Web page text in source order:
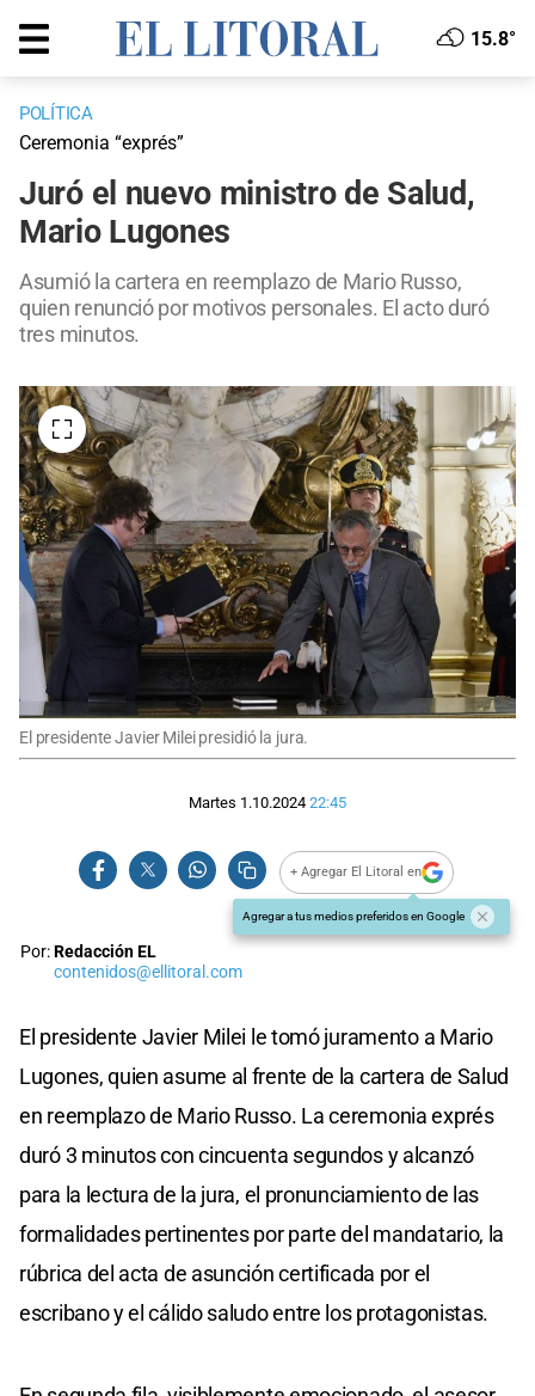
15.8°
POLÍTICA
Ceremonia “exprés”
Juró el nuevo ministro de Salud,
Mario Lugones
Asumió la cartera en reemplazo de Mario Russo,
quien renunció por motivos personales. El acto duró
tres minutos.
El presidente Javier Milei presidió la jura.
Martes 1.10.2024 22:45
+ Agregar El Litoral en
Agregar a tus medios preferidos en Google
Por:Redacción EL
contenidos@ellitoral.com
El presidente Javier Milei le tomó juramento a Mario
Lugones, quien asume al frente de la cartera de Salud
en reemplazo de Mario Russo. La ceremonia exprés
duró 3 minutos con cincuenta segundos y alcanzó
para la lectura de la jura, el pronunciamiento de las
formalidades pertinentes por parte del mandatario, la
rúbrica del acta de asunción certificada por el
escribano y el cálido saludo entre los protagonistas.